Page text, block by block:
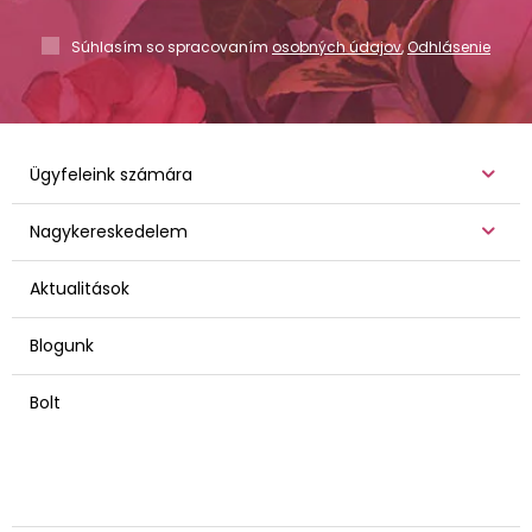
Súhlasím so spracovaním osobných údajov,Odhlásenie
Ügyfeleink számára
Nagykereskedelem
Aktualitások
Blogunk
Bolt